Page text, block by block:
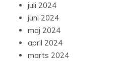
juli 2024
juni 2024
maj 2024
april 2024
marts 2024